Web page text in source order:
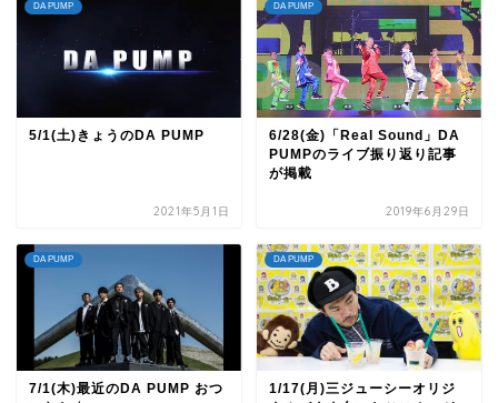
DA PUMP
5/1(土)きょうのDA PUMP
2021年5月1日
DA PUMP
6/28(金)「Real Sound」DA
PUMPのライブ振り返り記事
が掲載
2019年6月29日
DA PUMP
7/1(木)最近のDA PUMP おつ
DA PUMP
1/17(月)三ジューシーオリジ